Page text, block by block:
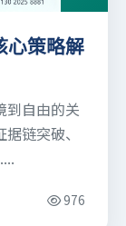
心策略解
到自由的关
链突破、
976